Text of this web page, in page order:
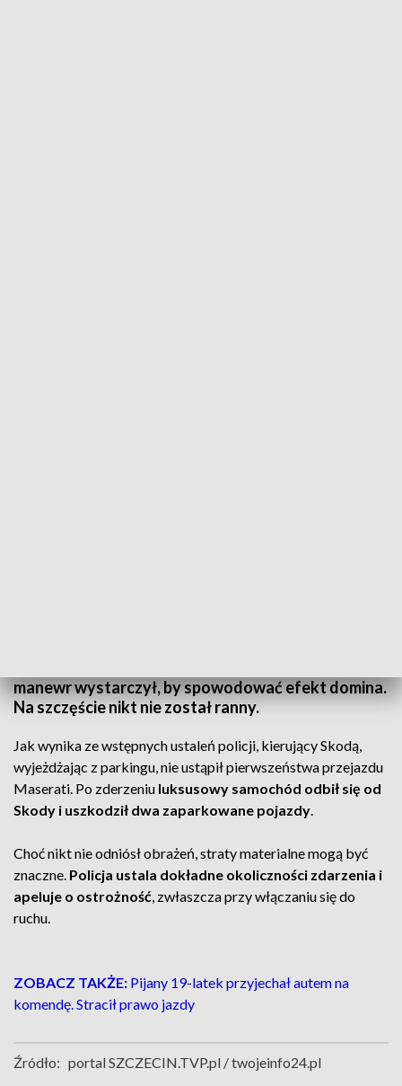
manewr wystarczył, by spowodować efekt domina.
Na szczęście nikt nie został ranny.
Jak wynika ze wstępnych ustaleń policji, kierujący Skodą,
wyjeżdżając z parkingu, nie ustąpił pierwszeństwa przejazdu
Maserati. Po zderzeniu luksusowy samochód odbił się od
Skody i uszkodził dwa zaparkowane pojazdy.
Choć nikt nie odniósł obrażeń, straty materialne mogą być
znaczne. Policja ustala dokładne okoliczności zdarzenia i
apeluje o ostrożność, zwłaszcza przy włączaniu się do
ruchu.
ZOBACZ TAKŻE: Pijany 19-latek przyjechał autem na
komendę. Stracił prawo jazdy
Źródło: portal SZCZECIN.TVP.pl / twojeinfo24.pl